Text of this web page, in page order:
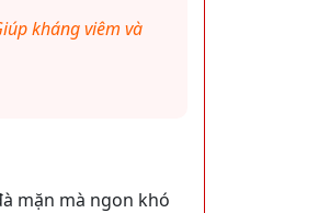
kháng viêm và
mặn mà ngon khó